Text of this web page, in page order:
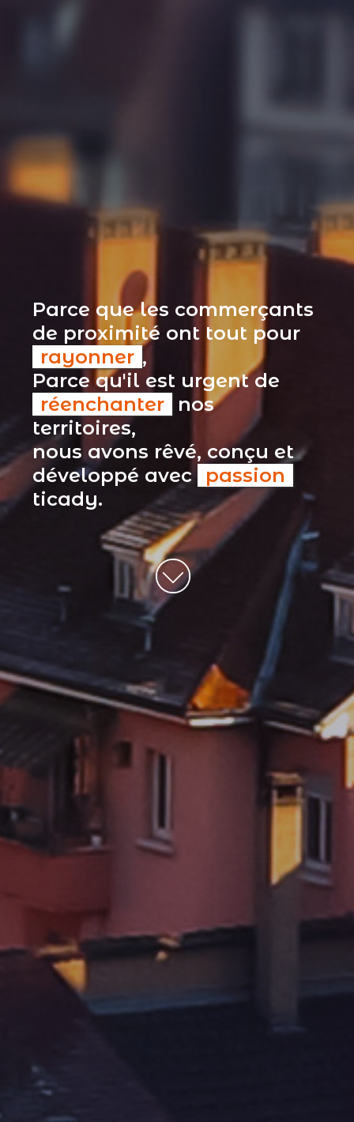
Parce que les commerçants
de proximité ont tout pour
rayonner ,
Parce qu'il est urgent de
réenchanter
nos
territoires,
nous avons rêvé, conçu et
développé avec passion
ticady.